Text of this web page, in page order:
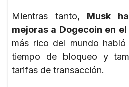
Mientras tanto, Musk
mejoras a Dogecoin en
más rico del mundo
tiempo de bloqueo y
tarifas de transacción.